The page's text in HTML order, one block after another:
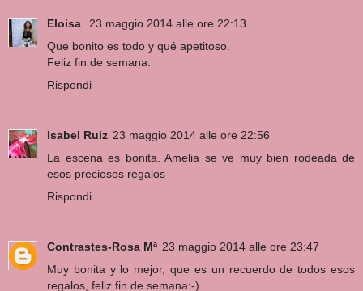
Eloisa
23 maggio 2014 alle ore 22:13
Que bonito es todo y qué apetitoso.
Feliz fin de semana.
Rispondi
Isabel Ruiz 23 maggio 2014 alle ore 22:56
La escena es bonita. Amelia se ve muy bien rodeada de
esos preciosos regalos
Rispondi
Contrastes-Rosa Mª 23 maggio 2014 alle ore 23:47
Muy bonita y lo mejor, que es un recuerdo de todos esos
regalos, feliz fin de semana:-)